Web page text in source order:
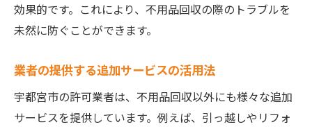
効果的です。これにより、不用品回収の際のトラブルを
未然に防ぐことができます。
業者の提供する追加サービスの活用法
宇都宮市の許可業者は、不用品回収以外にも様々な追加
サービスを提供しています。例えば、引っ越しやリフォ